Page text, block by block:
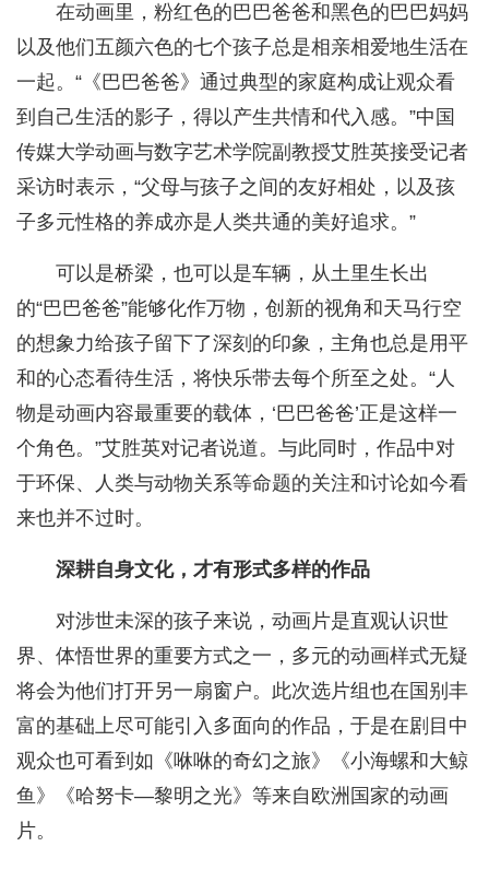
在动画里，粉红色的巴巴爸爸和黑色的巴巴妈妈
以及他们五颜六色的七个孩子总是相亲相爱地生活在
一起。“《巴巴爸爸》通过典型的家庭构成让观众看
到自己生活的影子，得以产生共情和代入感。”中国
传媒大学动画与数字艺术学院副教授艾胜英接受记者
采访时表示，“父母与孩子之间的友好相处，以及孩
子多元性格的养成亦是人类共通的美好追求。”
可以是桥梁，也可以是车辆，从土里生长出
的“巴巴爸爸”能够化作万物，创新的视角和天马行空
的想象力给孩子留下了深刻的印象，主角也总是用平
和的心态看待生活，将快乐带去每个所至之处。“人
物是动画内容最重要的载体，‘巴巴爸爸’正是这样一
个角色。”艾胜英对记者说道。与此同时，作品中对
于环保、人类与动物关系等命题的关注和讨论如今看
来也并不过时。
深耕自身文化，才有形式多样的作品
对涉世未深的孩子来说，动画片是直观认识世
界、体悟世界的重要方式之一，多元的动画样式无疑
将会为他们打开另一扇窗户。此次选片组也在国别丰
富的基础上尽可能引入多面向的作品，于是在剧目中
观众也可看到如《咻咻的奇幻之旅》《小海螺和大鲸
鱼》《哈努卡—黎明之光》等来自欧洲国家的动画
片。